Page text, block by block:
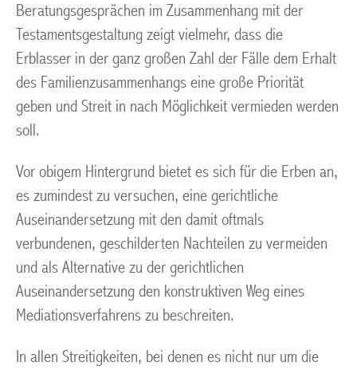
Beratungsgesprächen im Zusammenhang mit der
Testamentsgestaltung zeigt vielmehr, dass die
Erblasser in der ganz großen Zahl der Fälle dem Erhalt
des Familienzusammenhangs eine große Priorität
geben und Streit in nach Möglichkeit vermieden werden
soll.
Vor obigem Hintergrund bietet es sich für die Erben an,
es zumindest zu versuchen, eine gerichtliche
Auseinandersetzung mit den damit oftmals
verbundenen, geschilderten Nachteilen zu vermeiden
und als Alternative zu der gerichtlichen
Auseinandersetzung den konstruktiven Weg eines
Mediationsverfahrens zu beschreiten.
In allen Streitigkeiten, bei denen es nicht nur um die